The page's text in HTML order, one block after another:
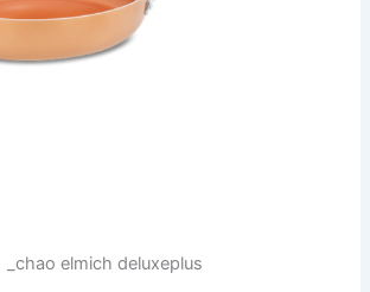
_chao elmich deluxeplus